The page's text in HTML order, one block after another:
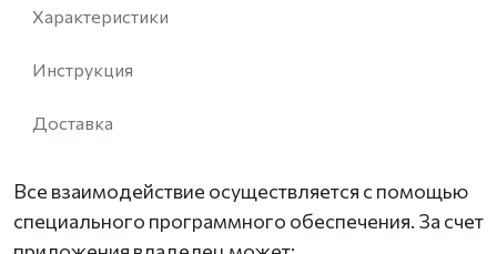
Характеристики
Инструкция
Доставка
Все взаимодействие осуществляется с помощью
специального программного обеспечения. За счет